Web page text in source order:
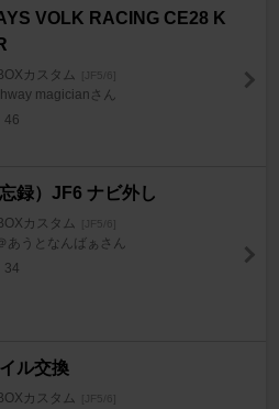
VOLK RACING CE28 K
カスタム [JF5/6]
magicianさん
46
録）JF6 ナビ外し
カスタム [JF5/6]
あうとなんばぁさん
34
ル交換
カスタム [JF5/6]